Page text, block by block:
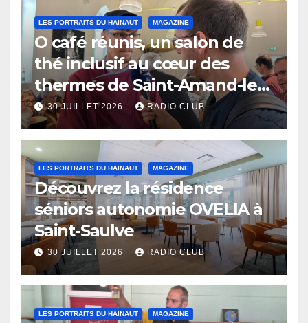
LES PORTRAITS DU HAINAUT MAGAZINE
O café réunis, un salon de
thé inclusif au cœur des
thermes de Saint-Amand-les-
Eaux
30 JUILLET 2026 RADIO CLUB
LES PORTRAITS DU HAINAUT MAGAZINE
Découvrez la résidence
séniors autonomie OVELIA à
Saint-Saulve
30 JUILLET 2026 RADIO CLUB
LES PORTRAITS DU HAINAUT MAGAZINE